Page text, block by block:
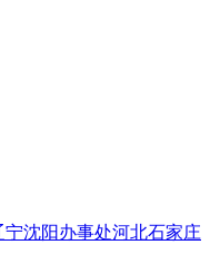
宁沈阳办事处河北石家庄